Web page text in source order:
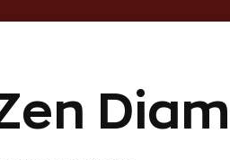
Önerileri Evlilik Teklifi